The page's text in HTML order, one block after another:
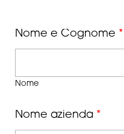
Nome e Cognome *
Nome
Nome azienda *